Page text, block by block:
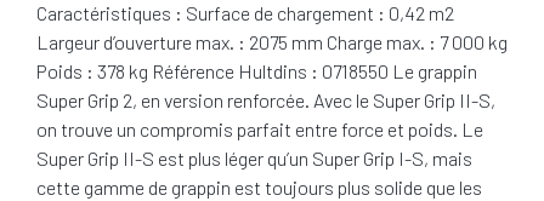
Caractéristiques : Surface de chargement : 0,42 m2
Largeur d’ouverture max. : 2075 mm Charge max. : 7 000 kg
Poids : 378 kg Référence Hultdins : 0718550 Le grappin
Super Grip 2, en version renforcée. Avec le Super Grip II-S,
on trouve un compromis parfait entre force et poids. Le
Super Grip II-S est plus léger qu’un Super Grip I-S, mais
cette gamme de grappin est toujours plus solide que les